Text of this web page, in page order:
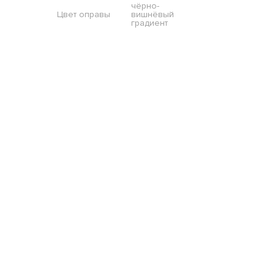
Цвет оправы
чёрно-
вишнёвый
градиент